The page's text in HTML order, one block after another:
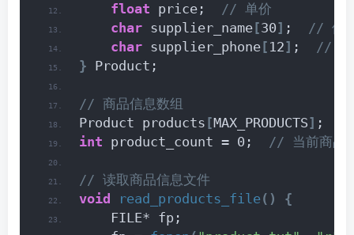
float price;
// 单价
char supplier_name [30] ;
// 供
char supplier_phone [ 12] ;
// 供
} Product;
// 商品信息数组
Product products [MAX_PRODUCTS] ;
int product_count = 0; // 当前商品
// 读取商品信息文件
void
read_products_file()
{
    FILE* fp;